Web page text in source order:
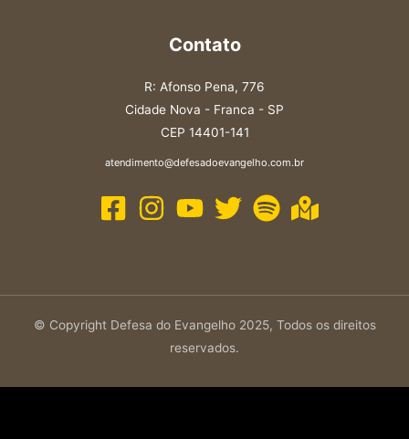
Contato
R: Afonso Pena, 776
Cidade Nova - Franca - SP
CEP 14401-141
atendimento@defesadoevangelho.com.br
© Copyright Defesa do Evangelho 2025, Todos os direitos
reservados.